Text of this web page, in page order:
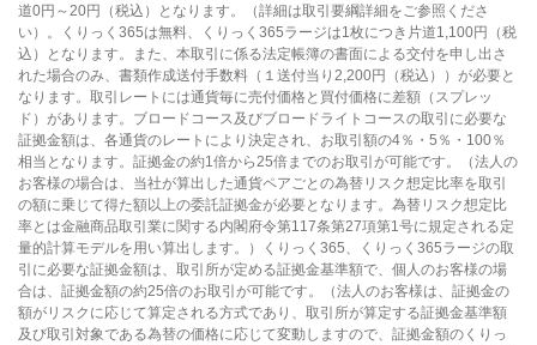
道0円～20円（税込）となります。（詳細は取引要綱詳細をご参照くださ
い）。くりっく365は無料、くりっく365ラージは1枚につき片道1,100円（税
込）となります。また、本取引に係る法定帳簿の書面による交付を申し出さ
れた場合のみ、書類作成送付手数料（１送付当り2,200円（税込））が必要と
なります。取引レートには通貨毎に売付価格と買付価格に差額（スプレッ
ド）があります。ブロードコース及びブロードライトコースの取引に必要な
証拠金額は、各通貨のレートにより決定され、お取引額の4％・5％・100％
相当となります。証拠金の約1倍から25倍までのお取引が可能です。（法人の
お客様の場合は、当社が算出した通貨ペアごとの為替リスク想定比率を取引
の額に乗じて得た額以上の委託証拠金が必要となります。為替リスク想定比
率とは金融商品取引業に関する内閣府令第117条第27項第1号に規定される定
量的計算モデルを用い算出します。）くりっく365、くりっく365ラージの取
引に必要な証拠金額は、取引所が定める証拠金基準額で、個人のお客様の場
合は、証拠金額の約25倍のお取引が可能です。（法人のお客様は、証拠金の
額がリスクに応じて算定される方式であり、取引所が算定する証拠金基準額
及び取引対象である為替の価格に応じて変動しますので、証拠金額のくりっ